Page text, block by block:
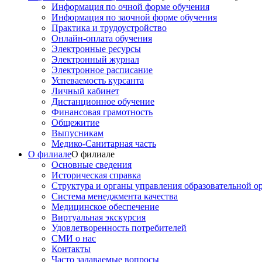
Информация по очной форме обучения
Информация по заочной форме обучения
Практика и трудоустройство
Онлайн-оплата обучения
Электронные ресурсы
Электронный журнал
Электронное расписание
Успеваемость курсанта
Личный кабинет
Дистанционное обучение
Финансовая грамотность
Общежитие
Выпусникам
Медико-Санитарная часть
О филиалеО филиале
Основные сведения
Историческая справка
Структура и органы управления образовательной
Система менеджмента качества
Медицинское обеспечение
Виртуальная экскурсия
Удовлетворенность потребителей
СМИ о нас
Контакты
Часто задаваемые вопросы